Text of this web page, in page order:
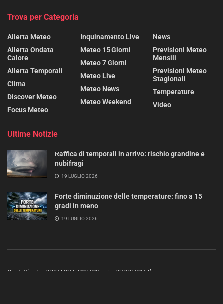
Trova per Categoria
Allerta Meteo
Allerta Ondata
Calore
Allerta Temporali
Clima
Discover Meteo
Focus Meteo
Inquinamento Live
Meteo 15 Giorni
Meteo 7 Giorni
Meteo Live
Meteo News
Meteo Weekend
News
Previsioni Meteo
Mensili
Previsioni Meteo
Stagionali
Temperature
Video
Ultime Notizie
Raffica di temporali in arrivo: rischio grandine e
nubifragi
19 LUGLIO 2026
Forte diminuzione delle temperature: fino a 15
gradi in meno
19 LUGLIO 2026
Contatti PRIVACY E POLICY PUBBLICITA’